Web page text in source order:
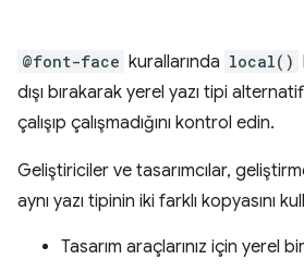
@font-face kurallarında local()
dışı bırakarak yerel yazı tipi
çalışıp çalışmadığını kontrol edin.
Geliştiriciler ve tasarımcılar,
aynı yazı tipinin iki farklı kopyasını
Tasarım araçlarınız için yerel